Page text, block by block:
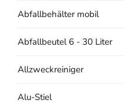
Abfallbehälter mobil
Abfallbeutel 6 - 30 Liter
Allzweckreiniger
Alu-Stiel